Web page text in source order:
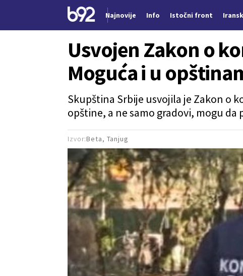
Najnovije Info Istočni front
Usvojen Zakon o
Moguća i u
Skupština Srbije usvojila je Zakon o
opštine, a ne samo gradovi, mogu
Izvor:Beta, Tanjug